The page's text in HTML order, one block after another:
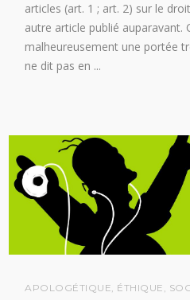
articles (art. 1 ; art. 2) sur le
autre article publié auparavant.
malheureusement une portée
ne dit pas en
APOLOGÉTIQUE, ÉTHIQUE ,